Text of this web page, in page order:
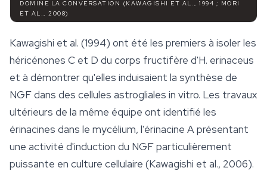
DOMINE LA CONVERSATION (KAWAGISHI ET AL., 1994 ; MORI
ET AL., 2008)
Kawagishi et al. (1994) ont été les premiers à isoler les
héricénones C et D du corps fructifère d'H. erinaceus
et à démontrer qu'elles induisaient la synthèse de
NGF dans des cellules astrogliales in vitro. Les travaux
ultérieurs de la même équipe ont identifié les
érinacines dans le mycélium, l'érinacine A présentant
une activité d'induction du NGF particulièrement
puissante en culture cellulaire (Kawagishi et al., 2006).